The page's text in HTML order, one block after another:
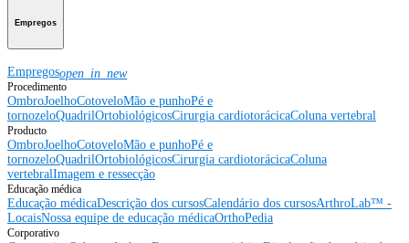
Empregos
Empregosopen_in_new
Procedimento
OmbroJoelhoCotoveloMão e punhoPé e
tornozeloQuadrilOrtobiológicosCirurgia cardiotorácicaColuna vertebral
Producto
OmbroJoelhoCotoveloMão e punhoPé e
tornozeloQuadrilOrtobiológicosCirurgia cardiotorácicaColuna
vertebralImagem e ressecção
Educação médica
Educação médicaDescrição dos cursosCalendário dos cursosArthroLab™ -
LocaisNossa equipe de educação médicaOrthoPedia
Corporativo